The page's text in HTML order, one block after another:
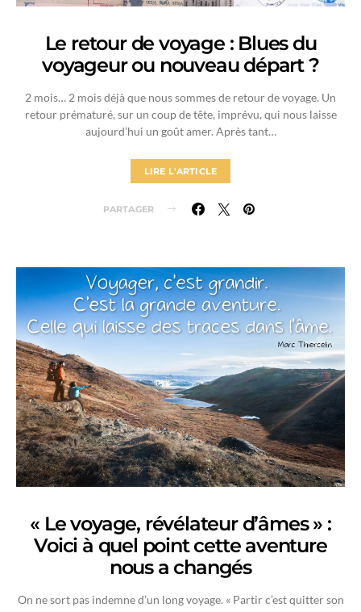
Le retour de voyage : Blues du
voyageur ou nouveau départ ?
2 mois… 2 mois déjà que nous sommes de retour de voyage. Un
retour prématuré, sur un coup de tête, imprévu, qui nous laisse
aujourd’hui un goût amer. Après tant…
LIRE L'ARTICLE
PARTAGER
« Le voyage, révélateur d’âmes » :
Voici à quel point cette aventure
nous a changés
On ne sort pas indemne d’un long voyage. « Partir c’est quitter son